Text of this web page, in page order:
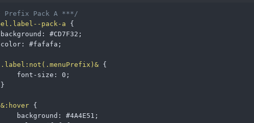
Prefix Pack A ***/
pack-a
{
background : #CD7F32 ;
color : #fafafa ;
.label:not(.menuPrefix)& {
font-size : 0 ;
}
&:hover {
background : #4A4E51 ;